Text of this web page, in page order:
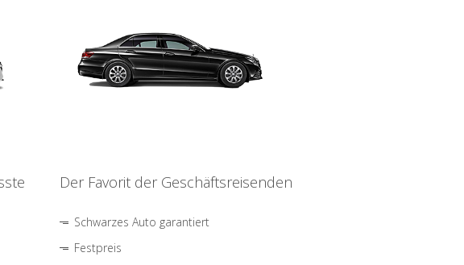
Der Favorit der Geschäftsreisenden
Schwarzes Auto garantiert
Festpreis